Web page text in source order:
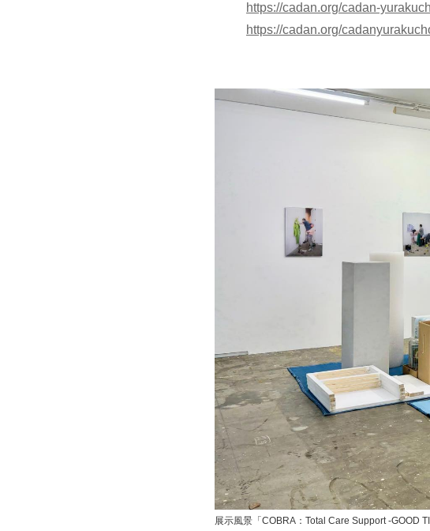
https://cadan.org/cadan-
https://cadan.org/
展示風景「COBRA：Total Care Support -GOOD